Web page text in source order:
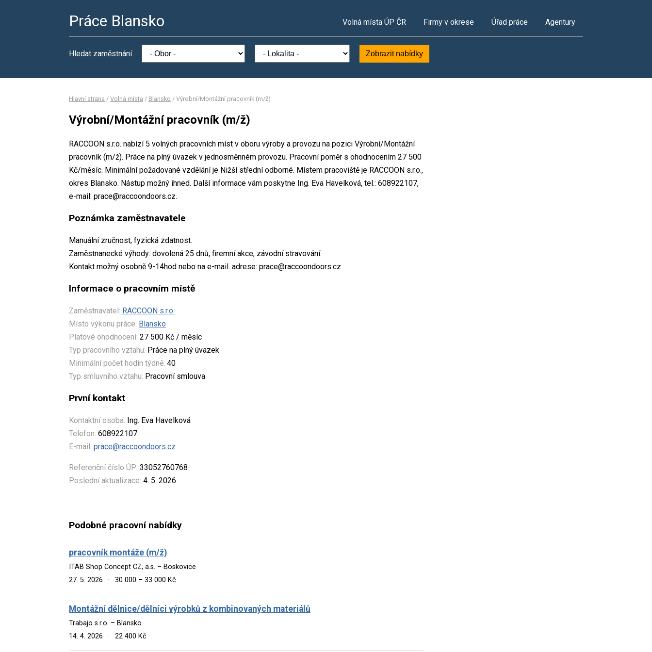
Práce Blansko Volná místa ÚP ČR Firmy v okrese Úřad práce Agentury
Hledat zaměstnání Zobrazit nabídky
Hlavní strana / Volná místa / Blansko / Výrobní/Montážní pracovník (m/ž)
Výrobní/Montážní pracovník (m/ž)
RACCOON s.r.o. nabízí 5 volných pracovních míst v oboru výroby a provozu na pozici Výrobní/Montážní
pracovník (m/ž). Práce na plný úvazek v jednosměnném provozu. Pracovní poměr s ohodnocením 27 500
Kč/měsíc. Minimální požadované vzdělání je Nižší střední odborné. Místem pracoviště je RACCOON s.r.o.,
okres Blansko. Nástup možný ihned. Další informace vám poskytne Ing. Eva Havelková, tel.: 608922107,
e-mail: prace@raccoondoors.cz.
Poznámka zaměstnavatele
Manuální zručnost, fyzická zdatnost.
Zaměstnanecké výhody: dovolená 25 dnů, firemní akce, závodní stravování.
Kontakt možný osobně 9-14hod nebo na e-mail. adrese: prace@raccoondoors.cz
Informace o pracovním místě
Zaměstnavatel: RACCOON s.r.o.
Místo výkonu práce: Blansko
Platové ohodnocení: 27 500 Kč / měsíc
Typ pracovního vztahu: Práce na plný úvazek
Minimální počet hodin týdně: 40
Typ smluvního vztahu: Pracovní smlouva
První kontakt
Kontaktní osoba: Ing. Eva Havelková
Telefon: 608922107
E-mail: prace@raccoondoors.cz
Referenční číslo ÚP: 33052760768
Poslední aktualizace: 4. 5. 2026
Podobné pracovní nabídky
pracovník montáže (m/ž)
ITAB Shop Concept CZ, a.s. – Boskovice
27. 5. 2026
· 30 000 – 33 000 Kč
Montážní dělnice/dělníci výrobků z kombinovaných materiálů
Trabajo s.r.o. – Blansko
14. 4. 2026
· 22 400 Kč